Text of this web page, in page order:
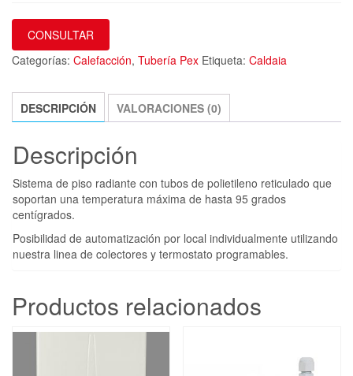
CONSULTAR
Categorías: Calefacción, Tubería Pex Etiqueta: Caldaia
DESCRIPCIÓN VALORACIONES (0)
Descripción
Sistema de piso radiante con tubos de polietileno reticulado que
soportan una temperatura máxima de hasta 95 grados
centígrados.
Posibilidad de automatización por local individualmente utilizando
nuestra linea de colectores y termostato programables.
Productos relacionados